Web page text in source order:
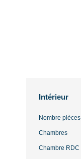
Intérieur
Nombre pièces
Chambres
Chambre RDC